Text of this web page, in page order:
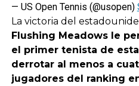
— US Open Tennis (@usopen)
La victoria del
Flushing Meadows le
el primer tenista de
derrotar al menos a
jugadores del ranking